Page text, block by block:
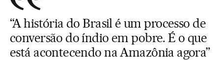
“A história do Brasil é um processo de
conversão do índio em pobre. É o que
está acontecendo na Amazônia agora”